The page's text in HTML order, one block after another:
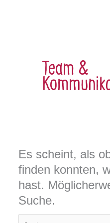
Team &
Es scheint, als
finden konnten,
hast.
Suche.